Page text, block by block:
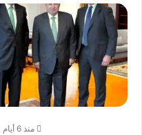
منذ 6 أيام